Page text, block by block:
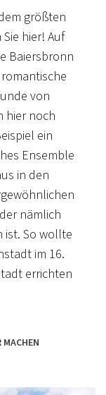
größten
hier! Auf
Baiersbronn
von
hier noch
ein
Ensemble
in den
nämlich
ist. So wollte
im 16.
errichten
unsere